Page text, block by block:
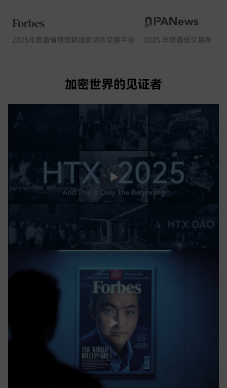
2025年度最值得信赖加密货币交易平台 2025 年度最佳交易所
加密世界的见证者